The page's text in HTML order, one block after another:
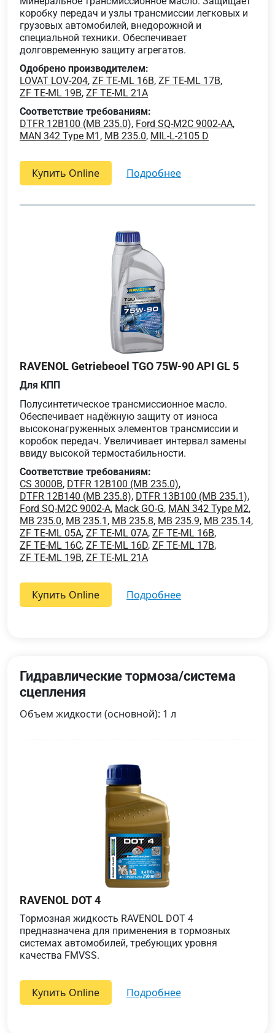
коробку передач и узлы трансмиссии легковых и
грузовых автомобилей, внедорожной и
специальной техники. Обеспечивает
долговременную защиту агрегатов.
Одобрено производителем:
LOVAT LOV-204, ZF TE-ML 16B, ZF TE-ML 17B,
ZF TE-ML 19B, ZF TE-ML 21A
Соответствие требованиям:
DTFR 12B100 (MB 235.0), Ford SQ-M2C 9002-AA,
MAN 342 Type M1 , MB 235.0, MIL-L-2105 D
Купить Online подробнее
RAVENOL Getriebeoel TGO 75W-90 API GL 5
Для КПП
Полусинтетическое трансмиссионное масло.
Обеспечивает надёжную защиту от износа
высоконагруженных элементов трансмиссии и
коробок передач. Увеличивает интервал замены
ввиду высокой термостабильности.
Соответствие требованиям:
CS 3000B, DTFR 12B100 (MB 235.0),
DTFR 12B140 (MB 235.8), DTFR 13B100 (MB 235.1),
Ford SQ-M2C 9002-A, Mack GO-G, MAN 342 Type M2,
MB 235.0, MB 235.1 , MB 235.8, MB 235.9, MB 235.14,
ZF TE-ML 05A, ZF TE-ML 07A, ZF TE-ML 16B,
ZF TE-ML 16C, ZF TE-ML 16D, ZF TE-ML 17B,
ZF TE-ML 19B, ZF TE-ML 21A
Купить Online подробнее
Гидравлические тормоза/система
сцепления
Объем жидкости (основной): 1 л
RAVENOL DOT 4
Тормозная жидкость RAVENOL DOT 4
предназначена для применения в тормозных
системах автомобилей, требующих уровня
качества FMVSS.
Купить Online подробнее